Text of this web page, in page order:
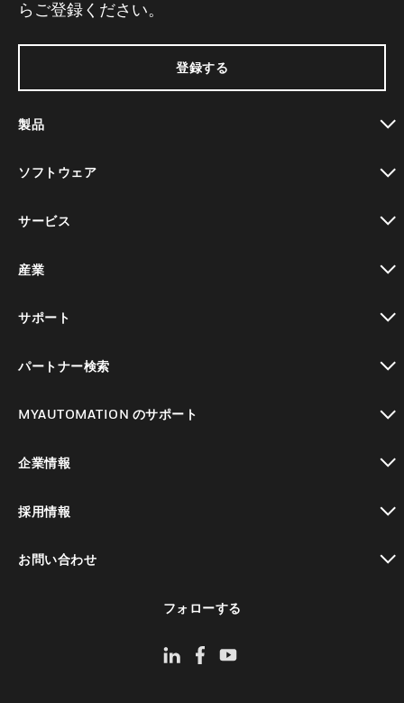
らご登録ください。
登録する
製品
ソフトウェア
サービス
産業
サポート
パートナー検索
MYAUTOMATION のサポート
企業情報
採用情報
お問い合わせ
フォローする